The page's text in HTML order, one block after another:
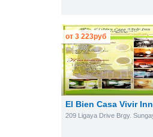
El Bien Casa Vivir Inn
от 3 223руб